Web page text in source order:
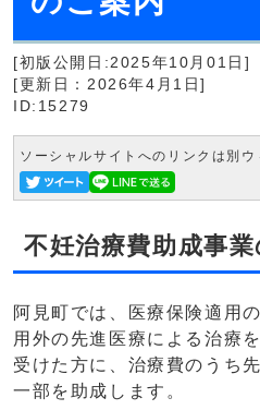
[初版公開日:2025年10月01日]
[更新日：2026年4月1日]
ID:15279
ソーシャルサイトへのリンクは別
不妊治療費助成事
阿見町では、医療保険適用
用外の先進医療による治療
受けた方に、治療費のうち
一部を助成します。